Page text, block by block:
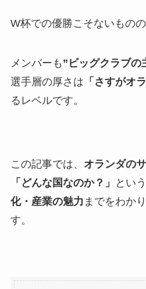
W杯での優勝こそないものの
メンバーも ”ビッグクラブの
選手層の厚さは 「さすがオ
るレベルです。
この記事では、 オランダの
「どんな国なのか？」
とい
化・産業の魅力 までをわか
す。